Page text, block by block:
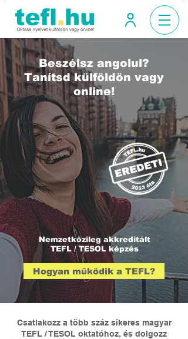
Beszélsz angolul?
Tanítsd külföldön vagy
online!
Nemzetközileg akkreditált
TEFL / TESOL képzés
Hogyan működik a TEFL?
Csatlakozz a több száz sikeres magyar
TEFL / TESOL oktatóhoz, és dolgozz